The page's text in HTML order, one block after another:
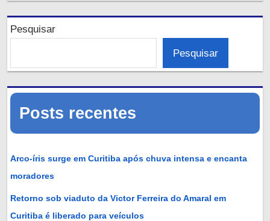
Pesquisar
Pesquisar
Posts recentes
Arco-íris surge em Curitiba após chuva intensa e encanta
moradores
Retorno sob viaduto da Victor Ferreira do Amaral em
Curitiba é liberado para veículos